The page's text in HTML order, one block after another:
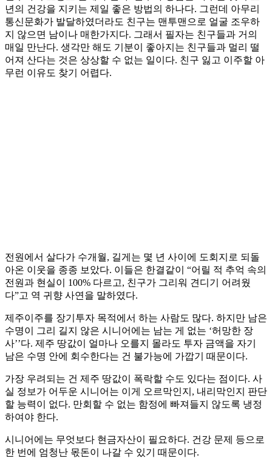
년의 건강을 지키는 제일 좋은 방법의 하나다. 그런데 아무리
통신문화가 발달하였더라도 친구는 맨투맨으로 얼굴 조우하
지 않으면 남이나 매한가지다. 그래서 필자는 친구들과 거의
매일 만난다. 생각만 해도 기분이 좋아지는 친구들과 멀리 떨
어져 산다는 것은 상상할 수 없는 일이다. 친구 잃고 이주할 아
무런 이유도 찾기 어렵다.
전원에서 살다가 수개월, 길게는 몇 년 사이에 도회지로 되돌
아온 이웃을 종종 보았다. 이들은 한결같이 “어릴 적 추억 속의
전원과 현실이 100% 다르고, 친구가 그리워 견디기 어려웠
다”고 역 귀향 사연을 말하였다.
제주이주를 장기투자 목적에서 하는 사람도 많다. 하지만 남은
수명이 그리 길지 않은 시니어에는 남는 게 없는 ‘허망한 장
사’’다. 제주 땅값이 얼마나 오를지 몰라도 투자 금액을 자기
남은 수명 안에 회수한다는 건 불가능에 가깝기 때문이다.
가장 우려되는 건 제주 땅값이 폭락할 수도 있다는 점이다. 사
실 정보가 어두운 시니어는 이게 오르막인지, 내리막인지 판단
할 능력이 없다. 만회할 수 없는 함정에 빠져들지 않도록 냉정
하여야 한다.
시니어에는 무엇보다 현금자산이 필요하다. 건강 문제 등으로
한 번에 엄청난 몫돈이 나갈 수 있기 때문이다.